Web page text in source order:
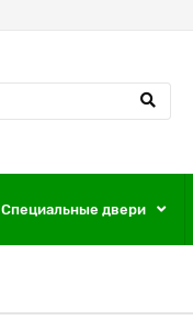
Специальные двери